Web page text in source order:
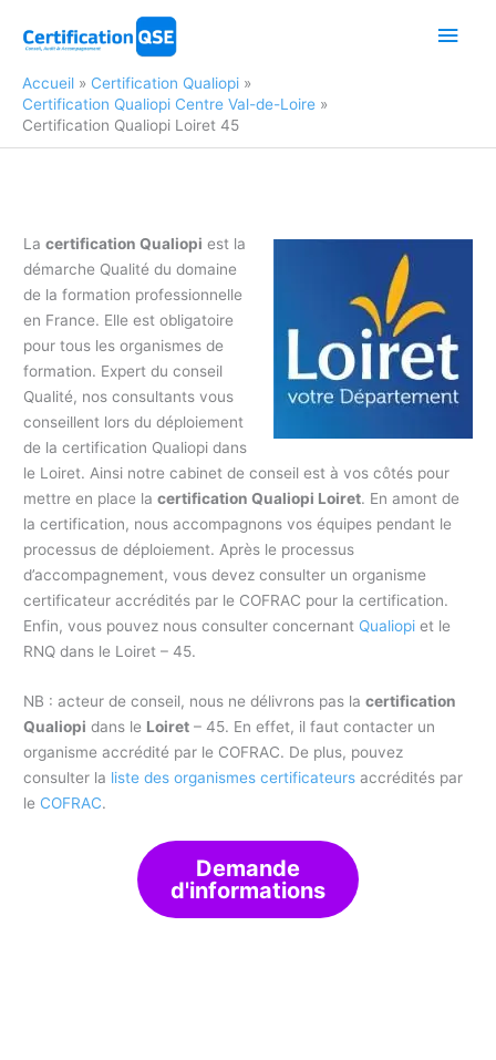
Accueil
Certification Qualiopi
Certification Qualiopi Centre Val-de-Loire
Certification Qualiopi Loiret 45
Lacertification Qualiopi est la
démarche Qualité du domaine
de la formation professionnelle
en France. Elle est obligatoire
pour tous les organismes de
formation. Expert du conseil
Qualité, nos consultants vous
conseillent lors du déploiement
de la certification Qualiopi dans
le Loiret. Ainsi notre cabinet de conseil est à vos côtés pour
mettre en place lacertification Qualiopi Loiret. En amont de
la certification, nous accompagnons vos équipes pendant le
processus de déploiement. Après le processus
d’accompagnement, vous devez consulter un organisme
certificateur accrédités par le COFRAC pour la certification.
Enfin, vous pouvez nous consulter concernant Qualiopi et le
RNQ dans le Loiret – 45.
NB : acteur de conseil, nous ne délivrons pas lacertification
Qualiopi dans le Loiret – 45. En effet, il faut contacter un
organisme accrédité par le COFRAC. De plus, pouvez
consulter la liste des organismes certificateurs accrédités par
le COFRAC.
Demande
d'informations